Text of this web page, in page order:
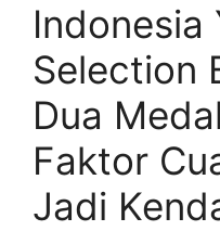
Indonesia
Selection
Dua
Faktor
Jadi